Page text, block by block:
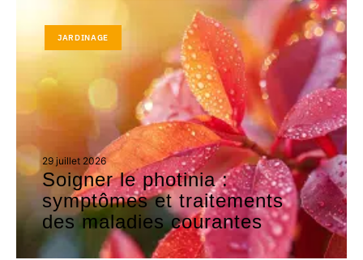
JARDINAGE
29 juillet 2026
Soigner le photinia :
symptômes et traitements
des maladies courantes